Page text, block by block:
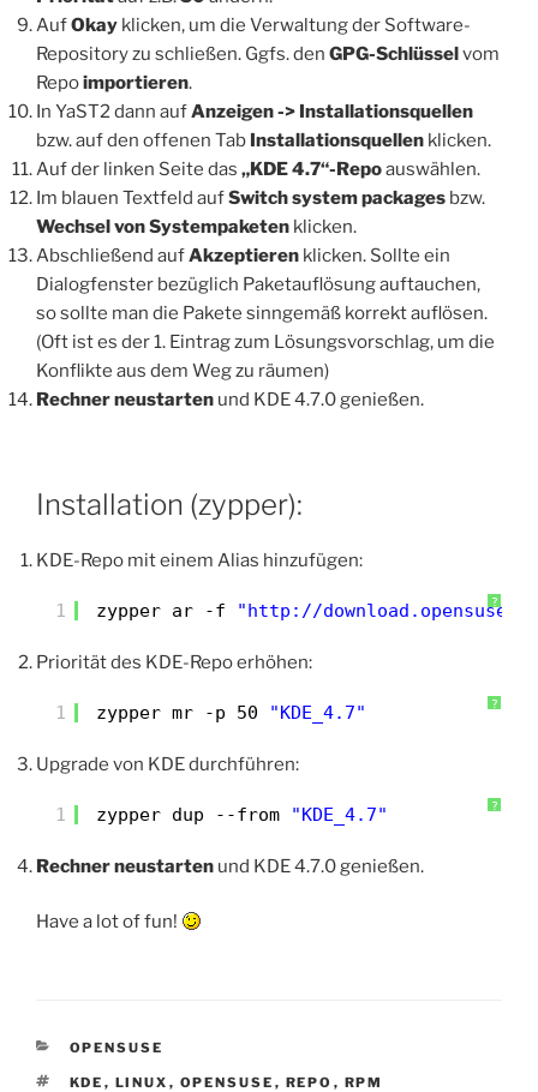
AufOkay klicken, um die Verwaltung der Software-
Repository zu schließen. Ggfs. den GPG-Schlüsselvom
Repoimportieren.
In YaST2 dann aufAnzeigen -> Installationsquellen
bzw. auf den offenen Tab Installationsquellen klicken.
Auf der linken Seite das „KDE 4.7“-Repoauswählen.
Im blauen Textfeld aufSwitch system packages bzw.
Wechsel von Systempaketen klicken.
Abschließend aufAkzeptieren klicken. Sollte ein
Dialogfenster bezüglich Paketauflösung auftauchen,
so sollte man die Pakete sinngemäß korrekt auflösen.
(Oft ist es der 1. Eintrag zum Lösungsvorschlag, um die
Konflikte aus dem Weg zu räumen)
Rechner neustarten und KDE 4.7.0 genießen.
Installation (zypper):
KDE-Repo mit einem Alias hinzufügen:
?
1 zypper ar -f "http://
Priorität des KDE-Repo erhöhen:
?
1 zypper mr -p 50 "KDE_4.7"
Upgrade von KDE durchführen:
?
1 zypper dup --from "KDE_4.7"
Rechner neustarten und KDE 4.7.0 genießen.
Have a lot of fun!
KATEGORIEN
OPENSUSE
SCHLAGWÖRTER
KDE , LINUX , OPENSUSE , REPO , RPM